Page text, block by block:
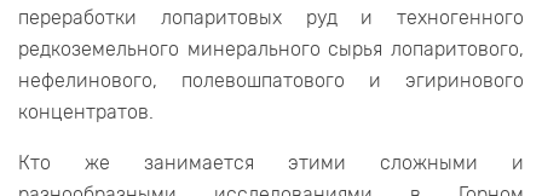
переработки лопаритовых руд и техногенного
редкоземельного минерального сырья лопаритового,
нефелинового, полевошпатового и эгиринового
концентратов.
Кто же занимается этими сложными и